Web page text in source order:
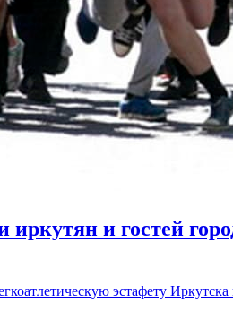
иркутян и гостей
эстафету